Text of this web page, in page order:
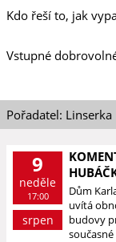
Kdo řeší to, jak
Vstupné
Pořadatel: Linserka
9
neděle
17:00
srpen
Dům
uvítá
budovy